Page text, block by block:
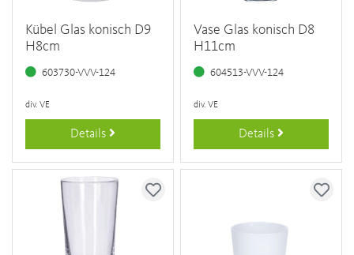
Kübel Glas konisch D9
H8cm
603730-VVV-124
div. VE
Details
Vase Glas konisch D8
H11cm
604513-VVV-124
div. VE
Details